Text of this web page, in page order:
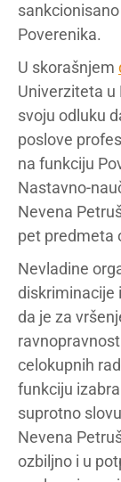
Poverenika.
U skorašnjem
Univerziteta u
svoju odluku
poslove
na funkciju
Nastavno-
Nevena
pet predmeta
Nevladine
diskriminacije
da je za
celokupnih
funkciju
suprotno
Nevena
ozbiljno i u